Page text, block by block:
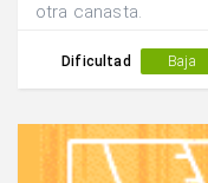
otra canasta.
Dificultad Baja